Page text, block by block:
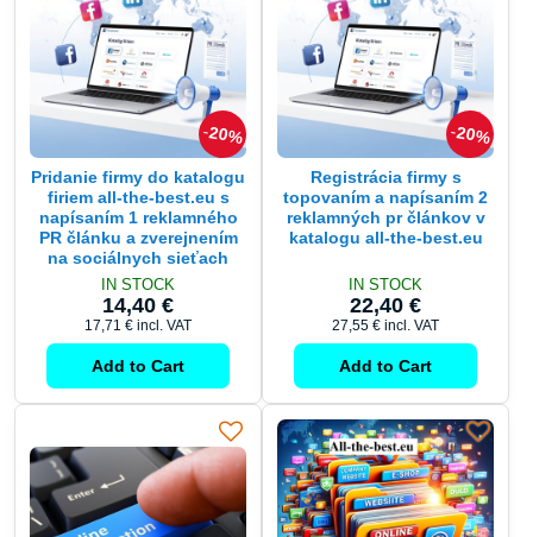
20%
Pridanie firmy do katalogu
firiem all-the-best.eu s
napísaním 1 reklamného
PR článku a zverejnením
na sociálnych sieťach
IN STOCK
14,40 €
17,71 € incl. VAT
Add to Cart
20%
Registrácia firmy s
topovaním a napísaním 2
reklamných pr článkov v
katalogu all-the-best.eu
IN STOCK
22,40 €
27,55 € incl. VAT
Add to Cart